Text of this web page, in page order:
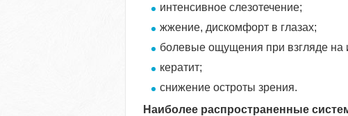
интенсивное слезотечение;
жжение, дискомфорт в глазах;
болевые ощущения при взгляде на
кератит;
снижение остроты зрения.
Наиболее распространенные